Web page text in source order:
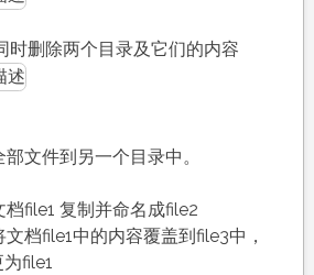
时删除两个目录及它们的内容
文件到另一个目录中。
档file1 复制并命名成file2
档file1中的内容覆盖到file3中，
file1